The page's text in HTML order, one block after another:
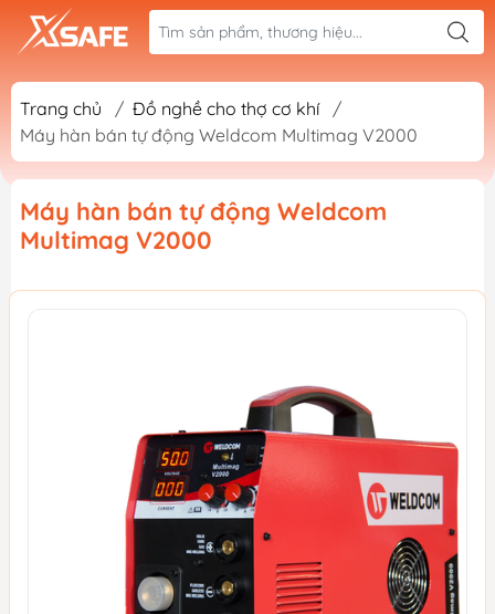
Trang chủ / Đồ nghề cho thợ cơ khí
/
Máy hàn bán tự động Weldcom Multimag V2000
Máy hàn bán tự động Weldcom
Multimag V2000